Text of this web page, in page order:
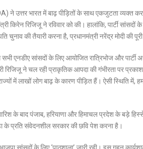
ने उत्तर भारत में बाढ़ पीड़ितों के साथ एकजुटता व्यक्त
किरेन रिजिजू ने रविवार को की। हालांकि, पार्टी
चुनाव की तैयारी करना है, प्रधानमंत्री नरेंद्र मोदी की
सभी एनडीए सांसदों के लिए आयोजित रात्रिभोज और
ने चल रही प्राकृतिक आपदा की गंभीरता पर
में लाखों लोग बाढ़ के कारण पीड़ित हैं। ऐसी स्थिति में,
के बाद पंजाब, हरियाणा और हिमाचल प्रदेश के बड़े
के प्रति संवेदनशील सरकार की छवि पेश करना है।
सांसदों के लिए ‘पाठशाला’ जारी रही। इस गहन